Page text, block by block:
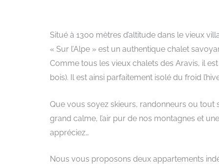
Situé à 1300 mètres d’altitude dans le vieux
« Sur l’Alpe » est un authentique chalet
Comme tous les vieux chalets des Aravis, il
bois). Il est ainsi parfaitement isolé du froid
Que vous soyez skieurs, randonneurs ou
grand calme, l’air pur de nos montagnes et
appréciez…
Nous vous proposons deux appartements